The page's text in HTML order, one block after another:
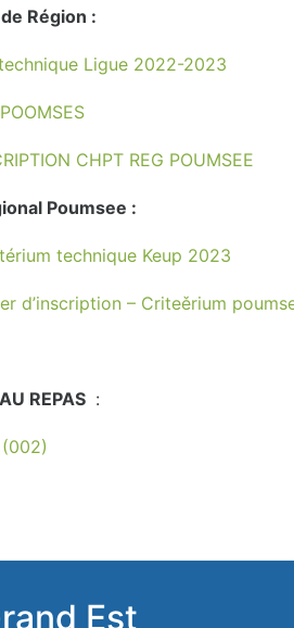
Région :
Ligue 2022-2023
CHPT REG POUMSEE
Poumsee :
technique Keup 2023
d’inscription – Criteěrium
REPAS :
Est